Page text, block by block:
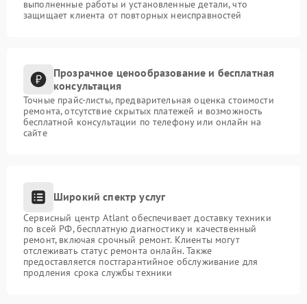
выполненные работы и установленные детали, что
защищает клиента от повторных неисправностей
Прозрачное ценообразование и бесплатная
консультация
Точные прайс-листы, предварительная оценка стоимости
ремонта, отсутствие скрытых платежей и возможность
бесплатной консультации по телефону или онлайн на
сайте
Широкий спектр услуг
Сервисный центр Atlant обеспечивает доставку техники
по всей РФ, бесплатную диагностику и качественный
ремонт, включая срочный ремонт. Клиенты могут
отслеживать статус ремонта онлайн. Также
предоставляется постгарантийное обслуживание для
продления срока службы техники